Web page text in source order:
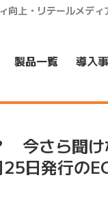
上・リテールメデ
製品一覧 導入
今さら聞
日発行の